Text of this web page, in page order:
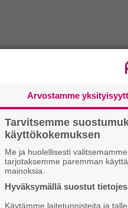
Xbox Onen
Arvostamme
Tarvitsemme
käyttökokemuksen
Me ja huolellisesti valitsemamme
tarjotaksemme paremman
mainoksia.
Hyväksymällä suostut
Käytämme laitetunnisteita ja